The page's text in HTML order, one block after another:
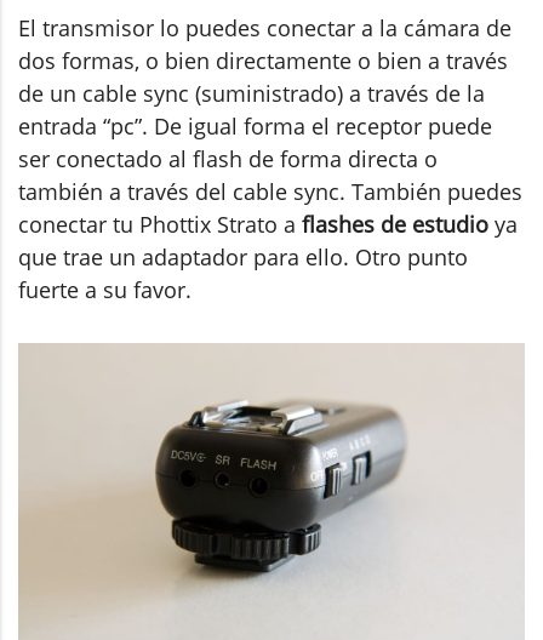
El transmisor lo puedes conectar a la cámara de
dos formas, o bien directamente o bien a través
de un cable sync (suministrado) a través de la
entrada “pc”. De igual forma el receptor puede
ser conectado al flash de forma directa o
también a través del cable sync. También puedes
conectar tu Phottix Strato a flashes de estudio ya
que trae un adaptador para ello. Otro punto
fuerte a su favor.